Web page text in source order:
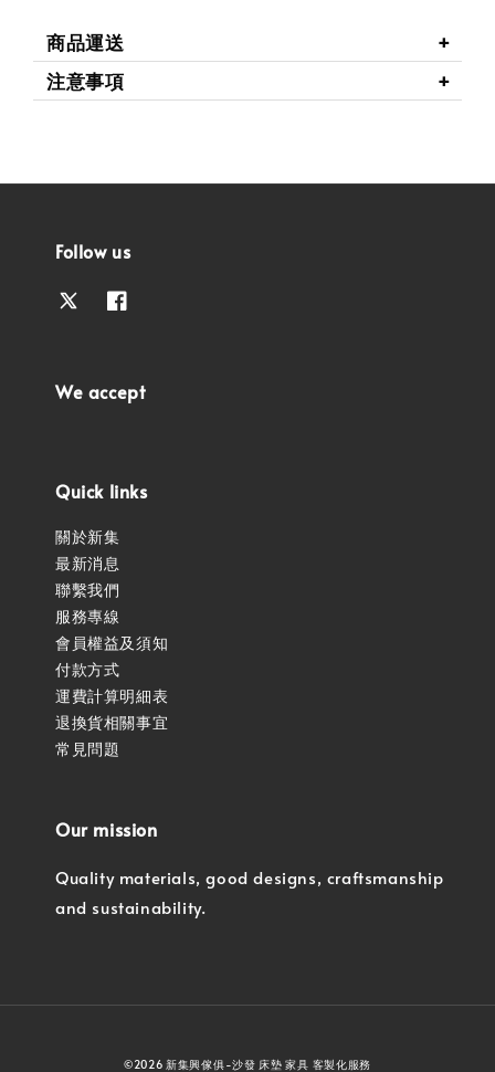
商品運送
注意事項
Follow us
We accept
Quick links
關於新集
最新消息
聯繫我們
服務專線
會員權益及須知
付款方式
運費計算明細表
退換貨相關事宜
常見問題
Our mission
Quality materials, good designs, craftsmanship
and sustainability.
©2026 新集興傢俱-沙發 床墊 家具 客製化服務